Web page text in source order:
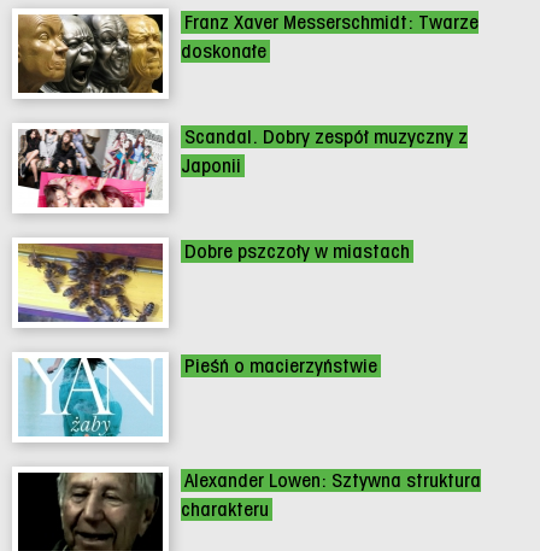
Franz Xaver Messerschmidt: Twarze
doskonałe
Scandal. Dobry zespół muzyczny z
Japonii
Dobre pszczoły w miastach
Pieśń o macierzyństwie
Alexander Lowen: Sztywna struktura
charakteru